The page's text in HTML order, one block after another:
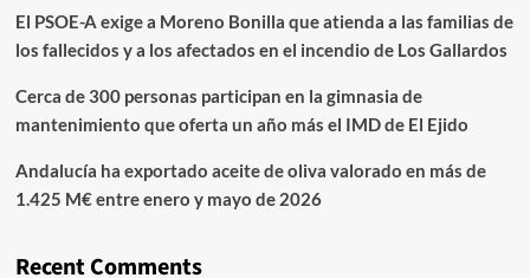
El PSOE-A exige a Moreno Bonilla que atienda a las familias de
los fallecidos y a los afectados en el incendio de Los Gallardos
Cerca de 300 personas participan en la gimnasia de
mantenimiento que oferta un año más el IMD de El Ejido
Andalucía ha exportado aceite de oliva valorado en más de
1.425 M€ entre enero y mayo de 2026
Recent Comments